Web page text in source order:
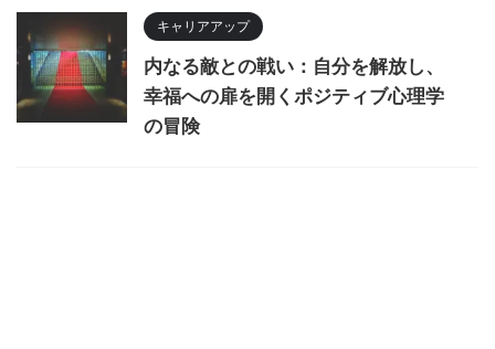
キャリアアップ
内なる敵との戦い：自分を解放し、
幸福への扉を開くポジティブ心理学
の冒険